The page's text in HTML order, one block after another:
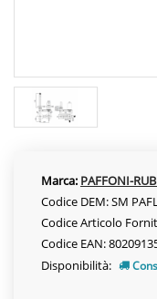
Marca: PAFFONI-
Codice DEM: SM
Codice Articolo
Codice EAN:
Disponibilità: